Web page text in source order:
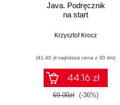
Java. Podręcznik
na start
Krzysztof Krocz
(41,40 zł najniższa cena z 30 dni)
44.16 zł
69.00zł (-36%)